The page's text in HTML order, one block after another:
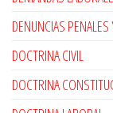
DENUNCIAS
DOCTRINA CIVIL
DOCTRINA